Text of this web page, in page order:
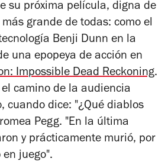
su próxima película, digna de
grande de todas: como el
Benji Dunn en la
una epopeya de acción en
Impossible Dead Reckoning.
camino de la audiencia
cuando dice: "¿Qué diablos
Pegg. "En la última
y prácticamente murió, por
juego".